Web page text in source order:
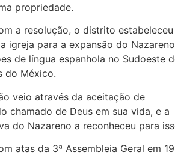
propriedade.
a resolução, o distrito
igreja para a expansão do Nazareno
de língua espanhola no Sudoeste
do México.
veio através da aceitação de
chamado de Deus em sua vida, e a
do Nazareno a reconheceu para
atas da 3ª Assembleia Geral em